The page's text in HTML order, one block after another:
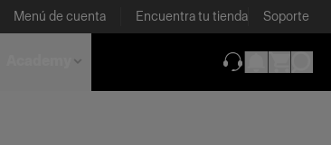
Menú de cuenta Encuentra tu tienda Soporte